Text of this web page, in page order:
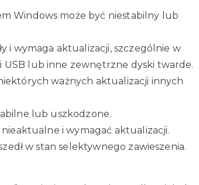
Windows może być niestabilny lub
i wymaga aktualizacji, szczególnie w
lub inne zewnętrzne dyski twarde.
ważnych aktualizacji innych
lub uszkodzone.
i wymagać aktualizacji.
w stan selektywnego zawieszenia.